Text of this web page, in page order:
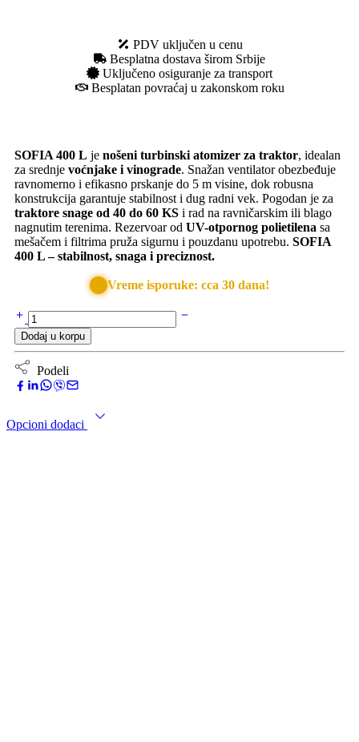
PDV uključen u cenu
Besplatna dostava širom Srbije
Uključeno osiguranje za transport
Besplatan povraćaj u zakonskom roku
SOFIA 400 L je nošeni turbinski atomizer za traktor, idealan
za srednje voćnjake i vinograde. Snažan ventilator obezbeđuje
ravnomerno i efikasno prskanje do 5 m visine, dok robusna
konstrukcija garantuje stabilnost i dug radni vek. Pogodan je za
traktore snage od 40 do 60 KS i rad na ravničarskim ili blago
nagnutim terenima. Rezervoar od UV-otpornog polietilena sa
mešačem i filtrima pruža sigurnu i pouzdanu upotrebu. SOFIA
400 L – stabilnost, snaga i preciznost.
Vreme isporuke: cca 30 dana!
Dodaj u korpu
Podeli
Opcioni dodaci